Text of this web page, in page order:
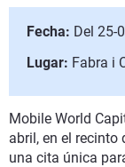
Fecha: Del 25-
Lugar: Fabra i
Mobile World
abril, en el recinto
una cita única